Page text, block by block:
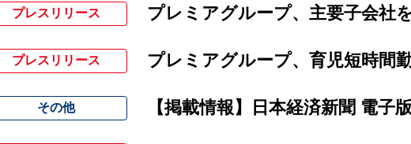
プレスリリース
プレスリリース
その他